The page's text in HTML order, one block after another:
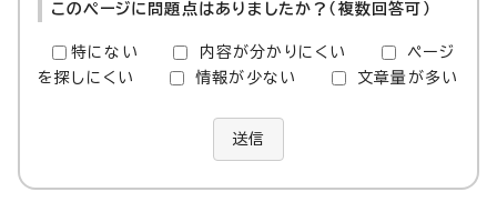
このページに問題点はありましたか？（複数回答可）
特にない 内容が分かりにくい
ページ
を探しにくい
情報が少ない 文章量が多い
送信